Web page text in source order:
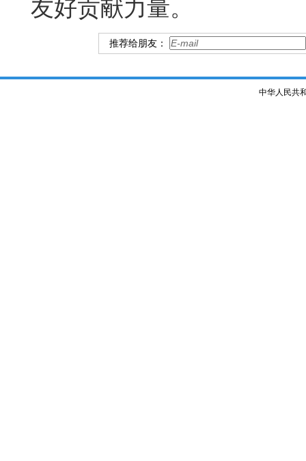
友好贡献力量。
推荐给朋友：
中华人民共